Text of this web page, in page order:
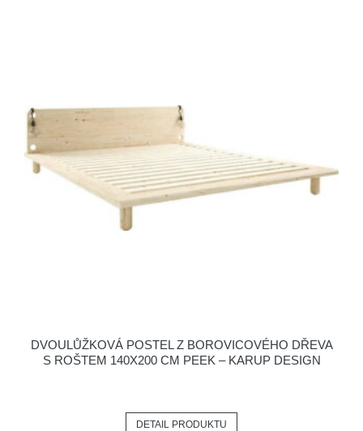
DVOULŮŽKOVÁ POSTEL Z BOROVICOVÉHO DŘEVA
S ROŠTEM 140X200 CM PEEK – KARUP DESIGN
DETAIL PRODUKTU